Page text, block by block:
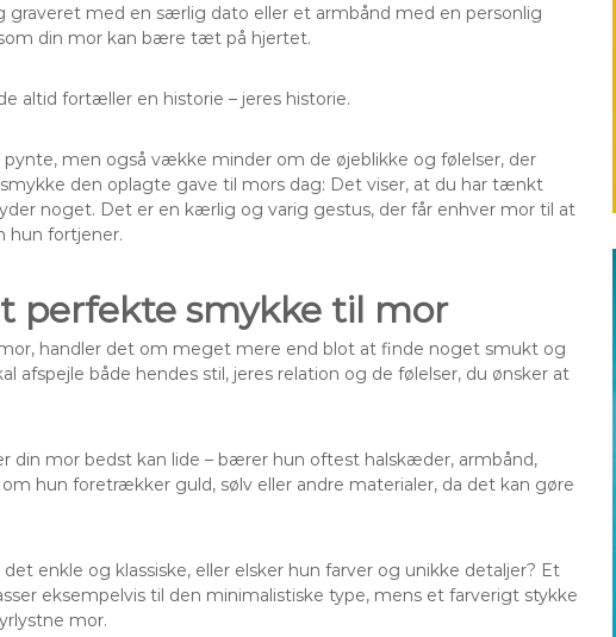
med en særlig dato eller et armbånd med en personlig
din mor kan bære tæt på hjertet.
altid fortæller en historie – jeres historie.
men også vække minder om de øjeblikke og følelser, der
den oplagte gave til mors dag: Det viser, at du har tænkt
noget. Det er en kærlig og varig gestus, der får enhver mor til at
hun fortjener.
perfekte smykke til mor
handler det om meget mere end blot at finde noget smukt og
afspejle både hendes stil, jeres relation og de følelser, du ønsker at
din mor bedst kan lide – bærer hun oftest halskæder, armbånd,
hun foretrækker guld, sølv eller andre materialer, da det kan gøre
enkle og klassiske, eller elsker hun farver og unikke detaljer? Et
eksempelvis til den minimalistiske type, mens et farverigt stykke
mor.